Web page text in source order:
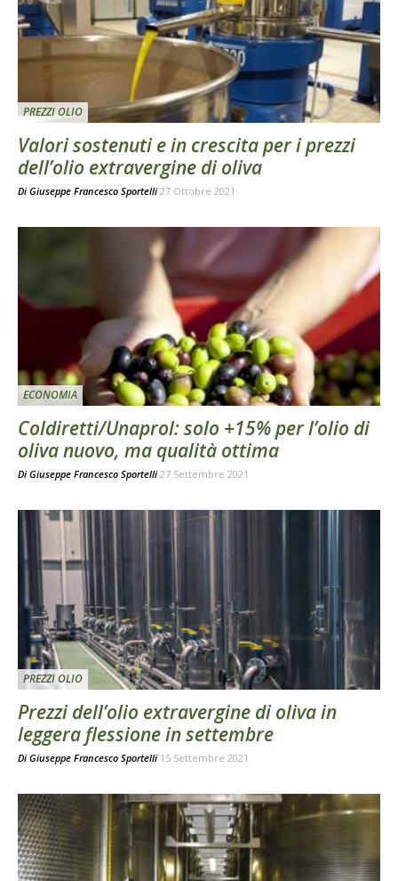
PREZZI OLIO
Valori sostenuti e in crescita per i prezzi
dell’olio extravergine di oliva
Di Giuseppe Francesco Sportelli 27 Ottobre 2021
ECONOMIA
Coldiretti/Unaprol: solo +15% per l’olio di
oliva nuovo, ma qualità ottima
Di Giuseppe Francesco Sportelli 27 Settembre 2021
PREZZI OLIO
Prezzi dell’olio extravergine di oliva in
leggera flessione in settembre
Di Giuseppe Francesco Sportelli 15 Settembre 2021